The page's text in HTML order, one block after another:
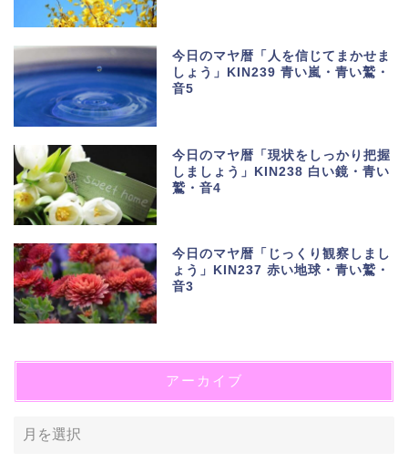
今日のマヤ暦「人を信じてまかせま
しょう」KIN239 青い嵐・青い鷲・
音5
今日のマヤ暦「現状をしっかり把握
しましょう」KIN238 白い鏡・青い
鷲・音4
今日のマヤ暦「じっくり観察しまし
ょう」KIN237 赤い地球・青い鷲・
音3
アーカイブ